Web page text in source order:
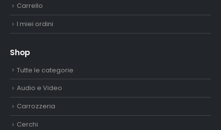
Carrello
I miei ordini
Shop
Tutte le categorie
Audio e Video
Carrozzeria
Cerchi